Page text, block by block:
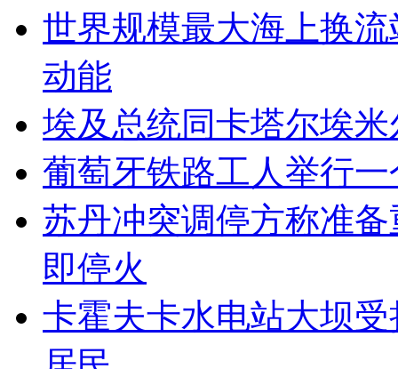
世界规模最大海上换
动能
埃及总统同卡塔尔埃
葡萄牙铁路工人举行
苏丹冲突调停方称准
即停火
卡霍夫卡水电站大坝